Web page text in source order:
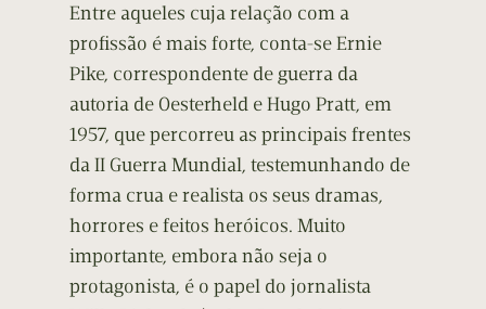
Entre aqueles cuja relação com a
profissão é mais forte, conta-se Ernie
Pike, correspondente de guerra da
autoria de Oesterheld e Hugo Pratt, em
1957, que percorreu as principais frentes
da II Guerra Mundial, testemunhando de
forma crua e realista os seus dramas,
horrores e feitos heróicos. Muito
importante, embora não seja o
protagonista, é o papel do jornalista